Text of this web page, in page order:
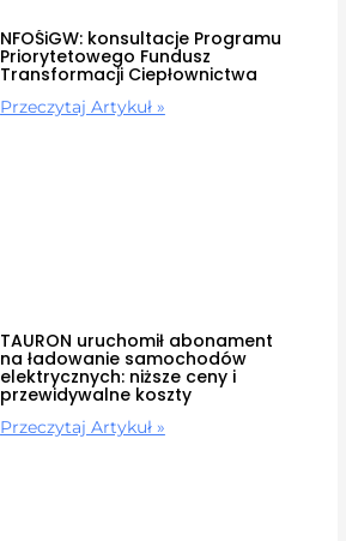
NFOŚiGW: konsultacje Programu
Priorytetowego Fundusz
Transformacji Ciepłownictwa
Przeczytaj Artykuł »
TAURON uruchomił abonament
na ładowanie samochodów
elektrycznych: niższe ceny i
przewidywalne koszty
Przeczytaj Artykuł »